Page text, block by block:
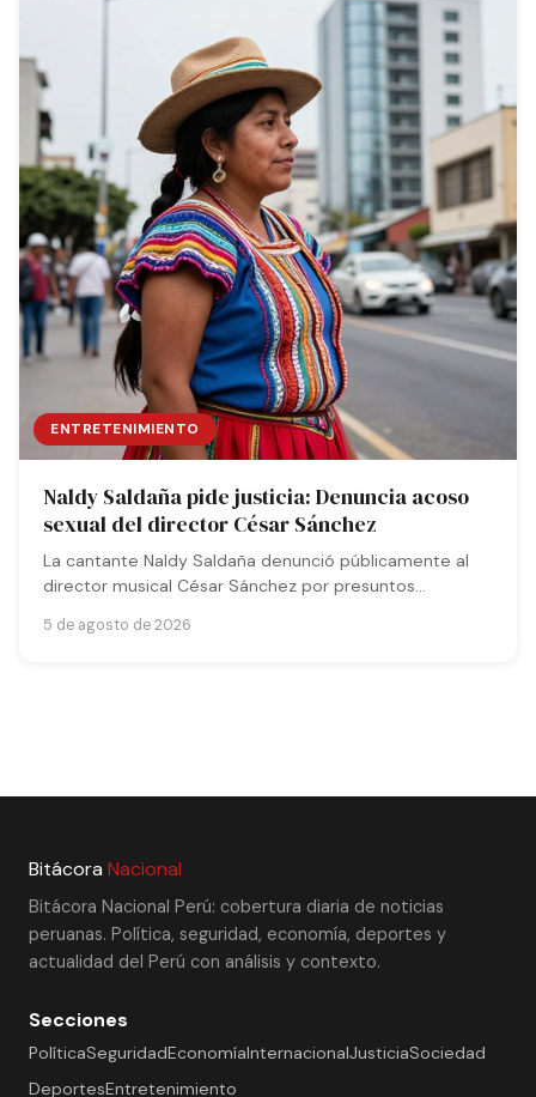
ENTRETENIMIENTO
Naldy Saldaña pide justicia: Denuncia acoso
sexual del director César Sánchez
La cantante Naldy Saldaña denunció públicamente al
director musical César Sánchez por presuntos
la grabación de seguridad que obtuvo como prueba
5 de agosto de 2026
Bitácora Nacional
Bitácora Nacional Perú: cobertura diaria de noticias
peruanas. Política, seguridad, economía, deportes y
actualidad del Perú con análisis y contexto.
Secciones
PolíticaSeguridadEconomíaInternacionalJusticiaSociedad
DeportesEntretenimiento